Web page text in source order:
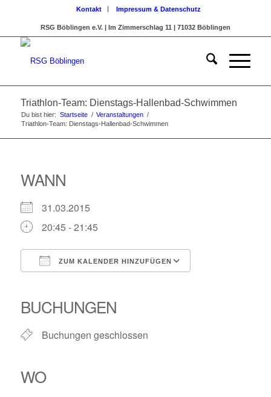
Kontakt Impressum & Datenschutz
RSG Böblingen e.V. | Im Zimmerschlag 11 | 71032 Böblingen
Triathlon-Team: Dienstags-Hallenbad-Schwimmen
Du bist hier: Startseite / Veranstaltungen /
Triathlon-Team: Dienstags-Hallenbad-Schwimmen
WANN
31.03.2015
20:45 - 21:45
ZUM KALENDER HINZUFÜGEN
BUCHUNGEN
Buchungen geschlossen
WO